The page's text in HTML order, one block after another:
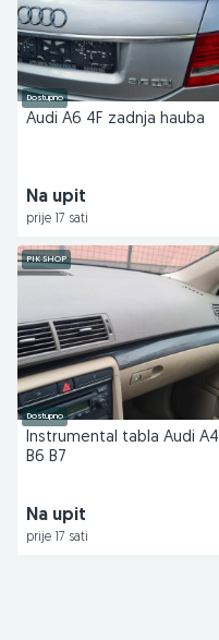
Dostupno
Audi A6 4F zadnja hauba
Na upit
prije 17 sati
PIK SHOP
Dostupno
Instrumental tabla Audi A4
B6 B7
Na upit
prije 17 sati